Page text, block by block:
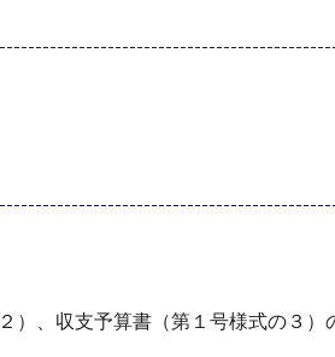
）、収支予算書（第１号様式の３）